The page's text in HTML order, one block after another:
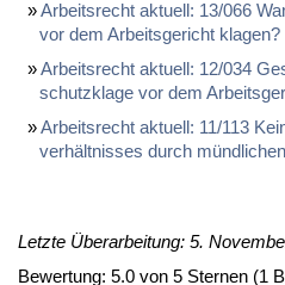
Ar­beits­recht ak­tu­ell: 13/066
vor dem Ar­beits­ge­richt kla­gen?
Ar­beits­recht ak­tu­ell: 12/034
schutz­kla­ge vor dem
Ar­beits­recht ak­tu­ell: 11/113
ver­hält­nis­ses durch
Letzte Überarbeitung: 5.
Bewertung: 5.0 von 5 Sternen (1